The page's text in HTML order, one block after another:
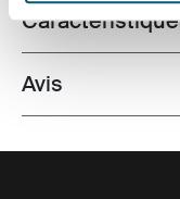
Toggle overview
Avis